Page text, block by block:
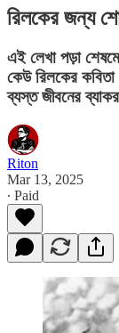
রিলকের জন্য
এই লেখা পড়া
কেউ রিলকের
ব্যস্ত জীবনের
Riton
Mar 13, 2025
∙ Paid